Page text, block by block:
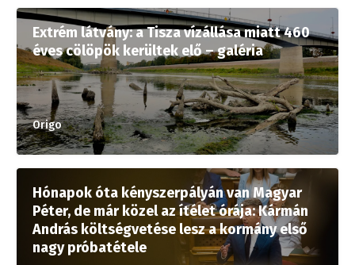
Extrém látvány: a Tisza vízállása miatt 460
éves cölöpök kerültek elő – galéria
Origo
Hónapok óta kényszerpályán van Magyar
Péter, de már közel az ítélet órája: Kármán
András költségvetése lesz a kormány első
nagy próbatétele